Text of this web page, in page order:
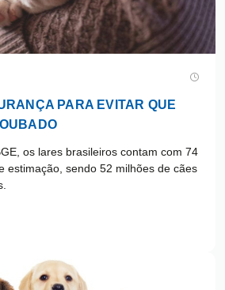
PARA EVITAR QUE
os lares brasileiros contam com 74
estimação, sendo 52 milhões de cães